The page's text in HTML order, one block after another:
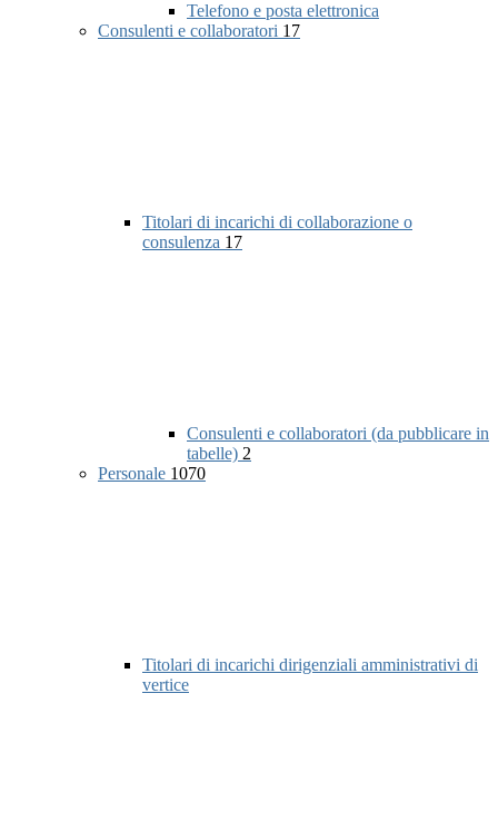
Telefono e posta elettronica
Consulenti e collaboratori 17
Titolari di incarichi di collaborazione o
consulenza 17
Consulenti e collaboratori (da pubblicare in
tabelle) 2
Personale 1070
Titolari di incarichi dirigenziali amministrativi di
vertice